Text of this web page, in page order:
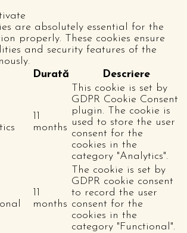
are absolutely essential for the
properly. These cookies ensure
and security features of the
Durată Descriere
11
months
This cookie is set by
GDPR Cookie Consent
plugin. The cookie is
used to store the user
consent for the
cookies in the
category "Analytics".
11
months
The cookie is set by
GDPR cookie consent
to record the user
consent for the
cookies in the
category "Functional".